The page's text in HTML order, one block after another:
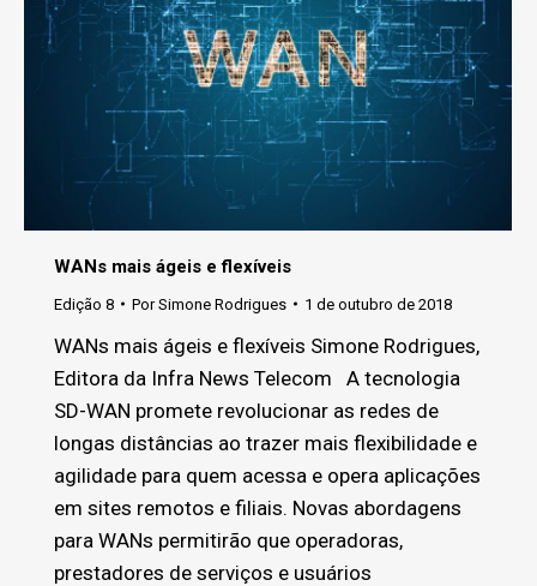
WANs mais ágeis e flexíveis
Edição 8 PorSimone Rodrigues 1 de outubro de 2018
WANs mais ágeis e flexíveis Simone Rodrigues,
Editora da Infra News Telecom A tecnologia
SD-WAN promete revolucionar as redes de
longas distâncias ao trazer mais flexibilidade e
agilidade para quem acessa e opera aplicações
em sites remotos e filiais. Novas abordagens
para WANs permitirão que operadoras,
prestadores de serviços e usuários